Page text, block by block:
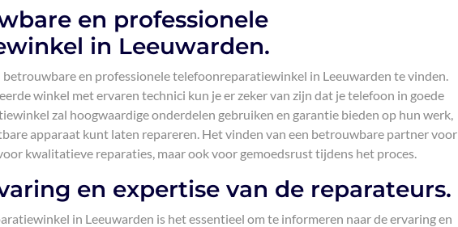
en professionele
in Leeuwarden.
betrouwbare en professionele telefoonreparatiewinkel in Leeuwarden te vinden.
winkel met ervaren technici kun je er zeker van zijn dat je telefoon in goede
zal hoogwaardige onderdelen gebruiken en garantie bieden op hun werk,
apparaat kunt laten repareren. Het vinden van een betrouwbare partner voor
kwalitatieve reparaties, maar ook voor gemoedsrust tijdens het proces.
en expertise van de reparateurs.
in Leeuwarden is het essentieel om te informeren naar de ervaring en